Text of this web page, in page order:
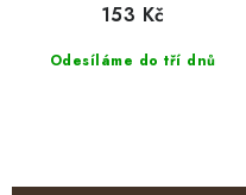
Odesíláme do tří dnů
153 Kč